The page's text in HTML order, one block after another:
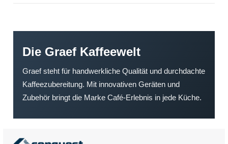
Die Graef Kaffeewelt
Graef steht für handwerkliche Qualität und durchdachte
Kaffeezubereitung. Mit innovativen Geräten und
Zubehör bringt die Marke Café-Erlebnis in jede Küche.